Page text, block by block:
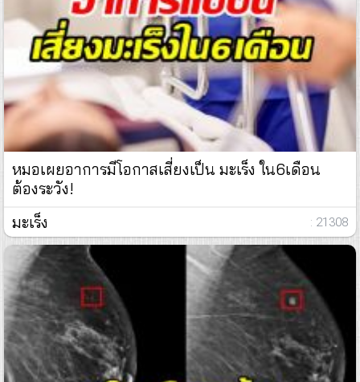
หมอเผยอาการมีโอกาสเสี่ยงเป็น มะเร็ง ใน6เดือน
ต้องระวัง!
มะเร็ง
: 21308